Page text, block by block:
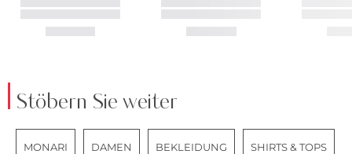
Stöbern Sie weiter
MONARI DAMEN BEKLEIDUNG SHIRTS & TOPS